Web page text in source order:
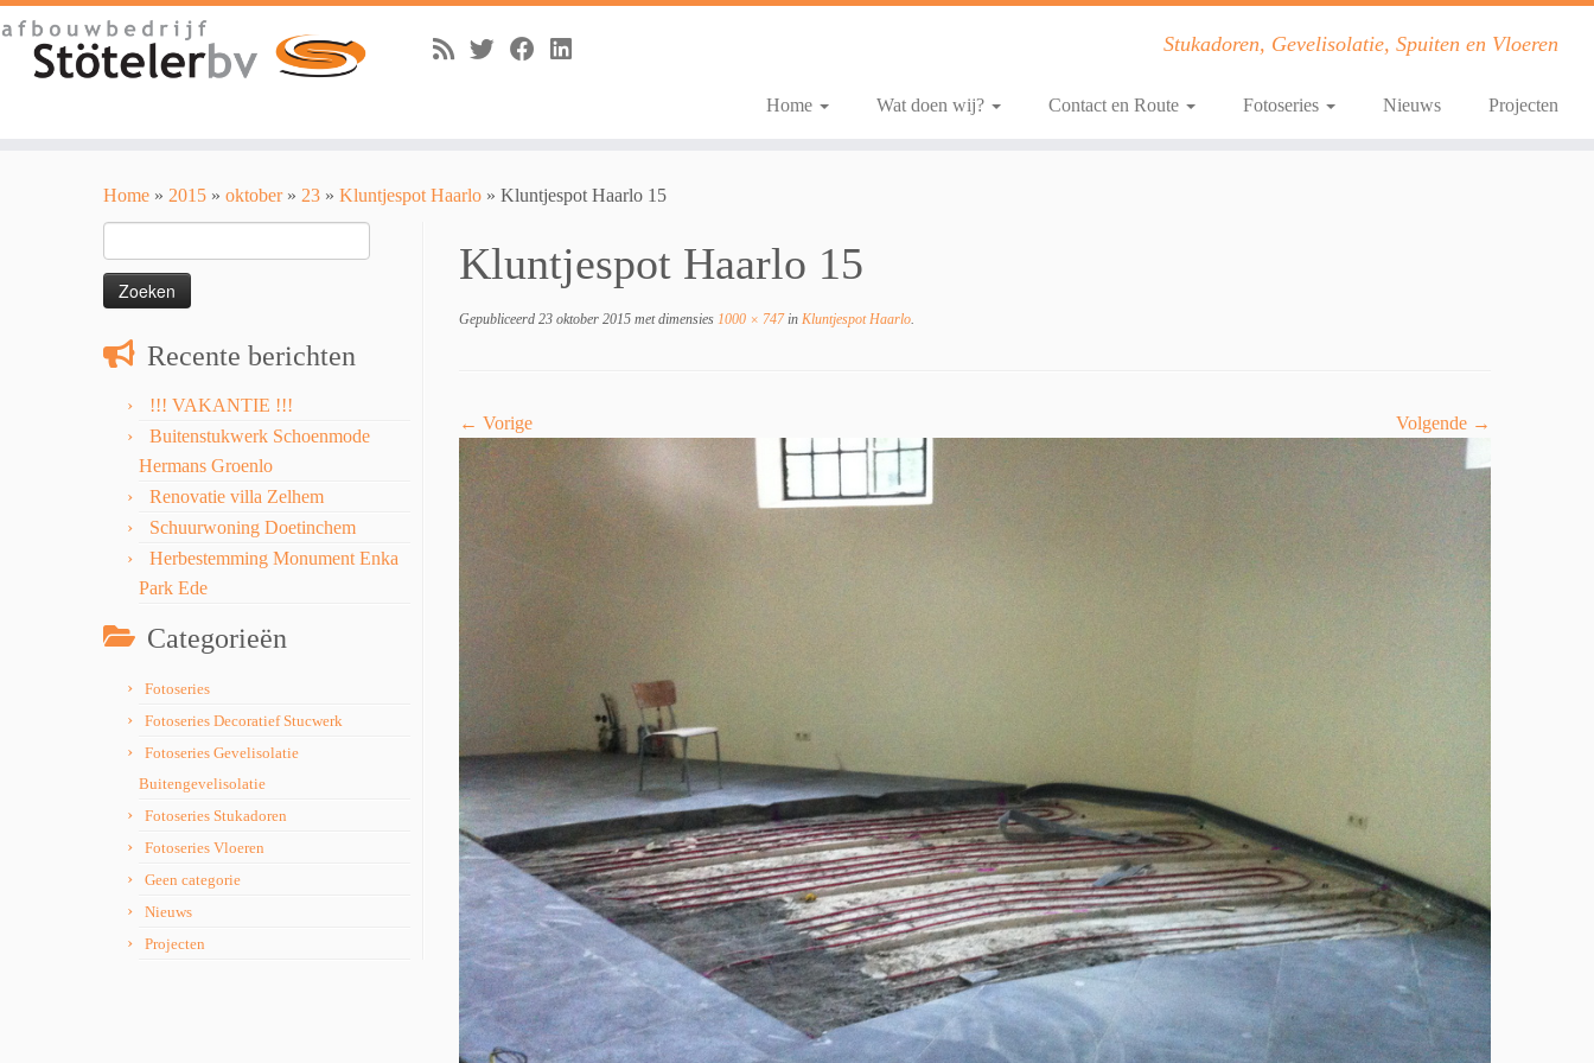
Stukadoren, Gevelisolatie, Spuiten en Vloeren
Home Wat doen wij? Contact en Route Fotoseries Nieuws Projecten
Home » 2015 » oktober » 23 » Kluntjespot Haarlo » Kluntjespot Haarlo 15
naar:
Recente berichten
!!! VAKANTIE !!!
Buitenstukwerk Schoenmode
Hermans Groenlo
Renovatie villa Zelhem
Schuurwoning Doetinchem
Herbestemming Monument Enka
Park Ede
Categorieën
Fotoseries
Fotoseries Decoratief Stucwerk
Fotoseries Gevelisolatie
Buitengevelisolatie
Fotoseries Stukadoren
Fotoseries Vloeren
Geen categorie
Nieuws
Projecten
Kluntjespot Haarlo 15
Gepubliceerd 23 oktober 2015 met dimensies 1000 × 747in Kluntjespot Haarlo.
← Vorige Volgende →